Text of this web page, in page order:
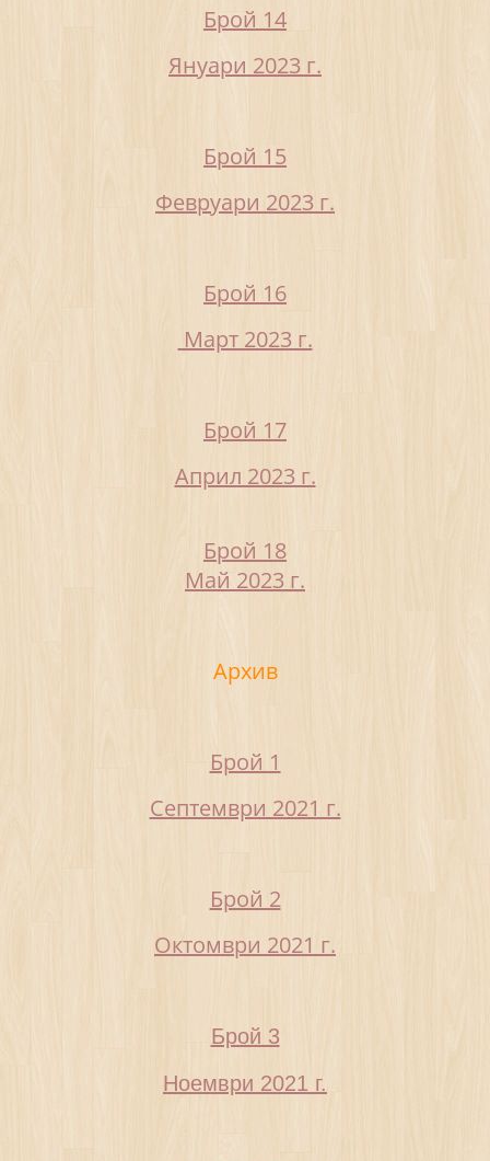
Брой 14
Януари 2023 г.
Брой 15
Февруари 2023 г.
Брой 16
Март 2023 г.
Брой 17
Април 2023 г.
Брой 18
Май 2023 г.
Архив
Брой 1
Септември 2021 г.
Брой 2
Октомври 2021 г.
Брой 3
Ноември 2021 г.